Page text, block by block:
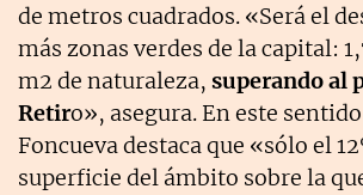
de metros cuadrados. «Será el
más zonas verdes de la capital:
m2 de naturaleza, superando al
Retiro», asegura. En este
Foncueva destaca que «sólo el
superficie del ámbito sobre la